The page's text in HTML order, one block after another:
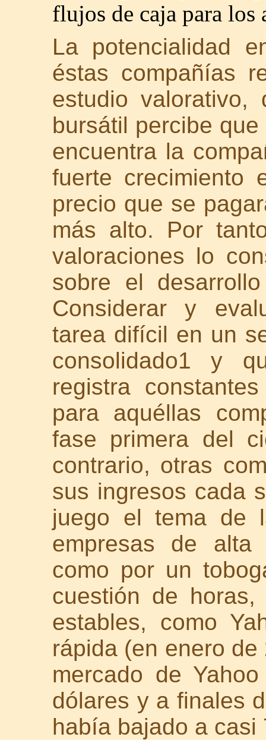
flujos de caja para
La potencialidad
éstas compañías
estudio
bursátil percibe
encuentra la
fuerte crecimiento
precio que se
más alto. Por
valoraciones lo
sobre el
Considerar y
tarea difícil en un
consolidado1 y
registra
para aquéllas
fase primera del
contrario, otras
sus ingresos cada
juego el tema de
empresas de alta
como por un
cuestión de
estables, como
rápida (en enero
mercado de
dólares y a finales
había bajado a